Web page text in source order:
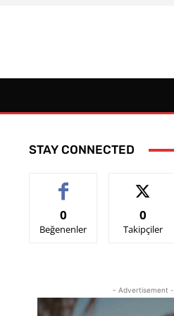
STAY CONNECTED
0
Beğenenler
0
Takipçiler
- Advertisement -